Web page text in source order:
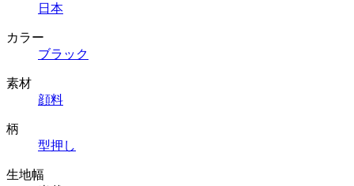
日本
カラー
ブラック
素材
顔料
柄
型押し
生地幅